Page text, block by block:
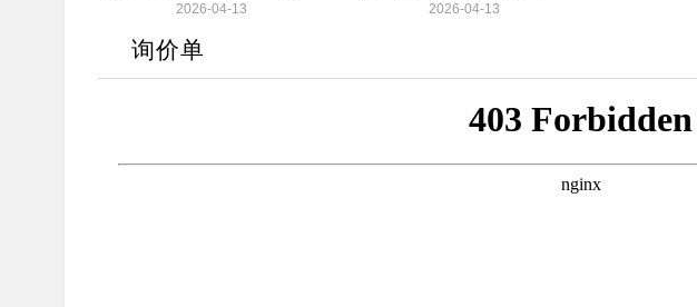
2026-04-13 2026-04-13
询价单